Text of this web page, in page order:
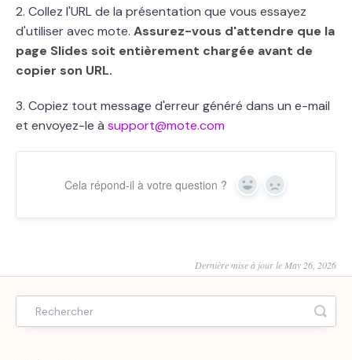
2. Collez l'URL de la présentation que vous essayez
d'utiliser avec mote. Assurez-vous d'attendre que la
page Slides soit entièrement chargée avant de
copier son URL.
3. Copiez tout message d'erreur généré dans un e-mail
et envoyez-le à support@mote.com
Cela répond-il à votre question ? Yes No
Dernière mise à jour le May 26, 2026